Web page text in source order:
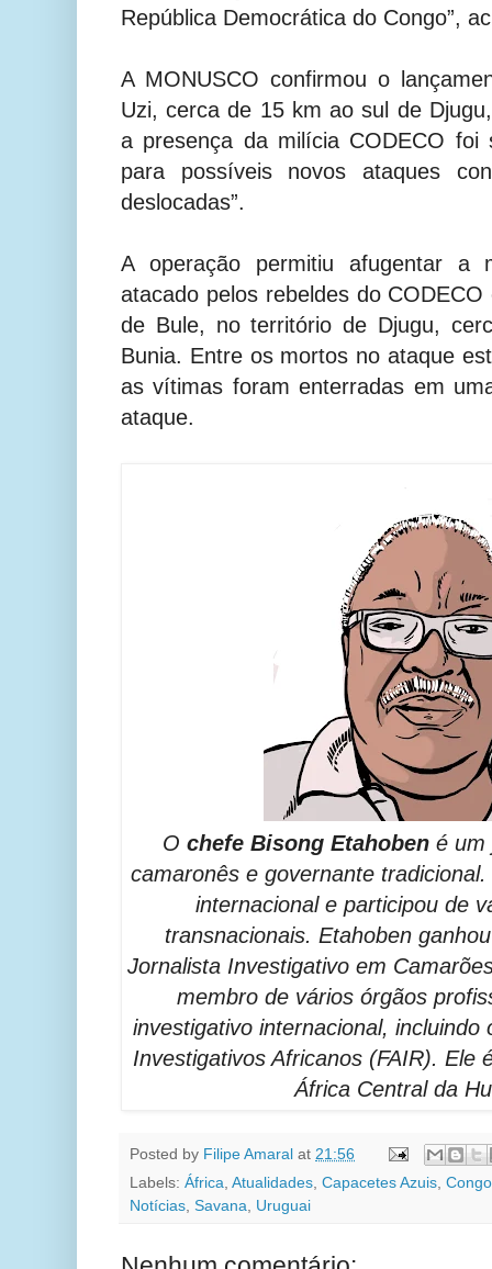
República Democrática do Congo”,
A MONUSCO confirmou o
Uzi, cerca de 15 km ao sul de
a presença da milícia CODECO foi
para possíveis novos ataques
deslocadas”.
A operação permitiu afugentar a
atacado pelos rebeldes do
de Bule, no território de Djugu,
Bunia. Entre os mortos no ataque
as vítimas foram enterradas em
ataque.
O chefe Bisong Etahoben é um
camaronês e governante
internacional e participou de
transnacionais. Etahoben
Jornalista Investigativo em
membro de vários órgãos
investigativo internacional,
Investigativos Africanos (FAIR). Ele
África Central da
Posted by Filipe Amaral at 21:56
Labels: África, Atualidades, Capacetes Azuis, Congo
Notícias, Savana, Uruguai